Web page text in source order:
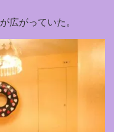
広がっていた。